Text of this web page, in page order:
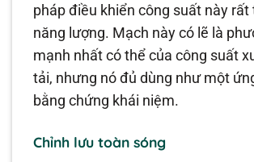
pháp điều khiển công suất này rất
năng lượng. Mạch này có lẽ là
mạnh nhất có thể của công suất
tải, nhưng nó đủ dùng như một
bằng chứng khái niệm.
Chỉnh lưu toàn sóng